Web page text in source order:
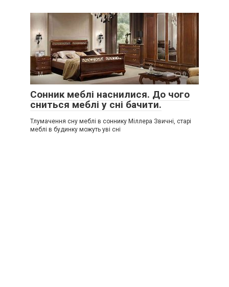
М 0
Сонник меблі наснилися. До чого
сниться меблі у сні бачити.
Тлумачення сну меблі в соннику Міллера Звичні, старі
меблі в будинку можуть уві сні